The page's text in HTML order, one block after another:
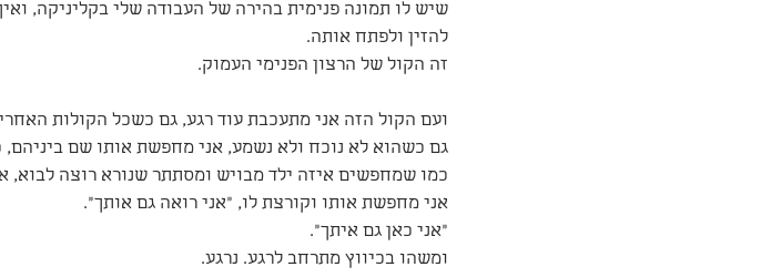
שיש לו תמונה פנימית בהירה של העבודה שלי בקליניקה,
להזין ולפתח אותה.
זה הקול של הרצון הפנימי העמוק.
ועם הקול הזה אני מתעכבת עוד רגע, גם כשכל הקולות
גם כשהוא לא נוכח ולא נשמע, אני מחפשת אותו שם ביניהם,
כמו שמחפשים איזה ילד מבויש ומסתתר שנורא רוצה לבוא,
אני מחפשת אותו וקורצת לו, "אני רואה גם אותך".
"אני כאן גם איתך".
ומשהו בכיווץ מתרחב לרגע. נרגע.